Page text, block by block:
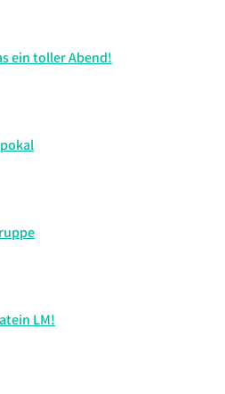
ein toller Abend!
LM!